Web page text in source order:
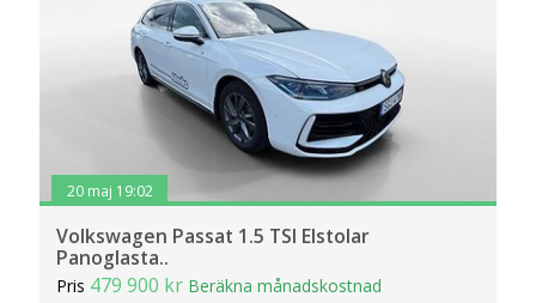
20 maj 19:02
Volkswagen Passat 1.5 TSI Elstolar
Panoglasta..
Pris 479 900 kr Beräkna månadskostnad